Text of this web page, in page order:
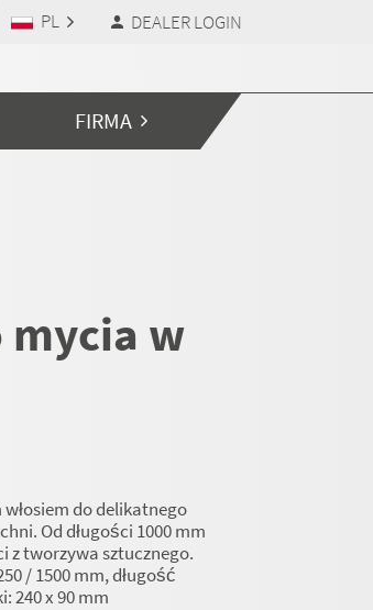
PL DEALER LOGIN
FIRMA
mycia w
do delikatnego
Od długości 1000 mm
z tworzywa sztucznego.
/ 1500 mm, długość
240 x 90 mm